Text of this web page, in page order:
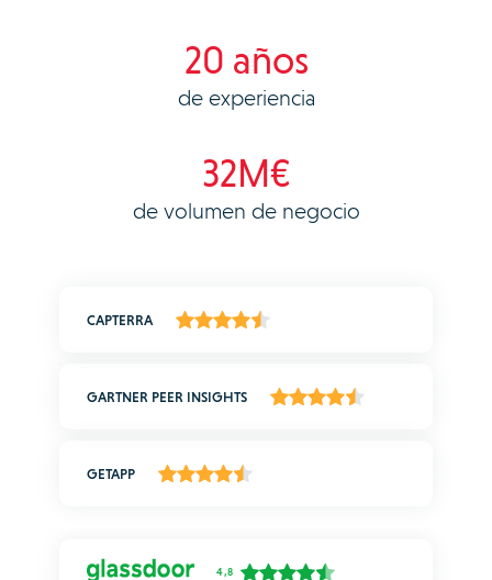
20 años
de experiencia
32M€
de volumen de negocio
CAPTERRA
GARTNER PEER INSIGHTS
GETAPP
4,8